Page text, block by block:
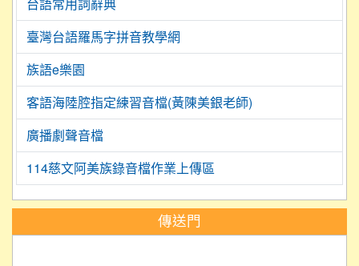
台語常用詞辭典
臺灣台語羅馬字拼音教學網
族語e樂園
客語海陸腔指定練習音檔(黃陳美銀老師)
廣播劇聲音檔
114慈文阿美族錄音檔作業上傳區
傳送門